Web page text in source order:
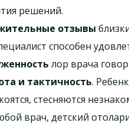
решений.
отзывы
способен
лор врача
и тактичность.
стесняются
врач, детский